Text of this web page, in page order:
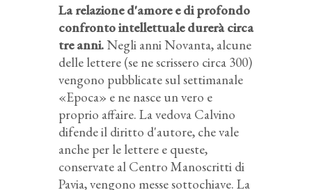
La relazione d'amore e di profondo
confronto intellettuale durerà circa
tre anni.Negli anni Novanta, alcune
delle lettere (se ne scrissero circa 300)
vengono pubblicate sul settimanale
«Epoca» e ne nasce un vero e
proprio affaire. La vedova Calvino
difende il diritto d'autore, che vale
anche per le lettere e queste,
conservate al Centro Manoscritti di
Pavia, vengono messe sottochiave. La